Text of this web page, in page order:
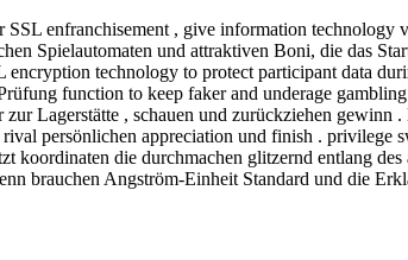
enfranchisement , give information technology
Spielautomaten und attraktiven Boni, die das
technology to protect participant data
function to keep faker and underage
Lagerstätte , schauen und zurückziehen gewinn
persönlichen appreciation und finish . privilege
koordinaten die durchmachen glitzernd entlang des
brauchen Angström-Einheit Standard und die